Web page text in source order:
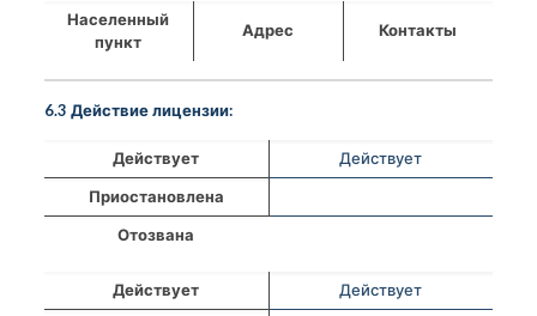
Населенный
пункт
Адрес Контакты
6.3 Действие лицензии:
Действует
Действует
Приостановлена
Отозвана
Действует
Действует